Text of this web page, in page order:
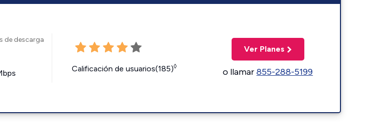
de descarga
Calificación de usuarios(185)◊
Ver Planes
o llamar855-288-5199